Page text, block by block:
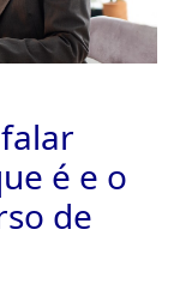
é e o
de